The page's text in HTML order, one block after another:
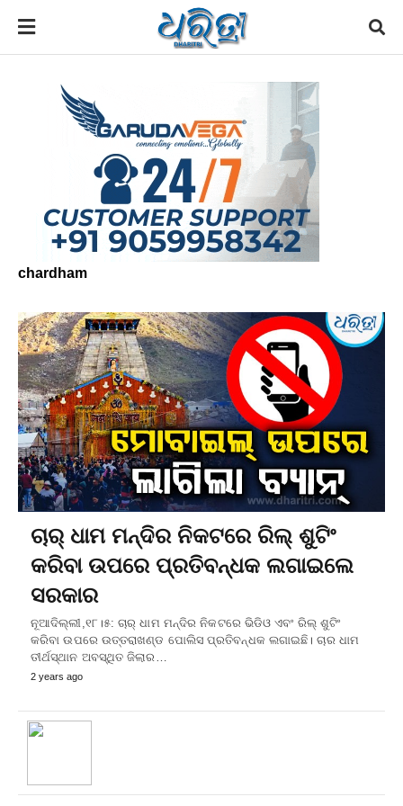
chardham
ଚାର୍ ଧାମ ମନ୍ଦିର ନିକଟରେ ରିଲ୍ ଶୁଟିଂ
କରିବା ଉପରେ ପ୍ରତିବନ୍ଧକ ଲଗାଇଲେ
ସରକାର
ନୂଆଦିଲ୍ଲୀ,୧୮।୫: ଚାର୍ ଧାମ ମନ୍ଦିର ନିକଟରେ ଭିଡିଓ ଏବଂ ରିଲ୍ ଶୁଟିଂ
କରିବା ଉପରେ ଉତ୍ତରାଖଣ୍ଡ ପୋଲିସ ପ୍ରତିବନ୍ଧକ ଲଗାଇଛି। ଚାର ଧାମ
ତୀର୍ଥସ୍ଥାନ ଅବସ୍ଥିତ ଜିଲାର…
2 years ago